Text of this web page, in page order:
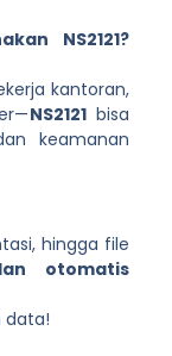
NS2121?
kantoran,
NS2121bisa
keamanan
hingga file
otomatis
data!